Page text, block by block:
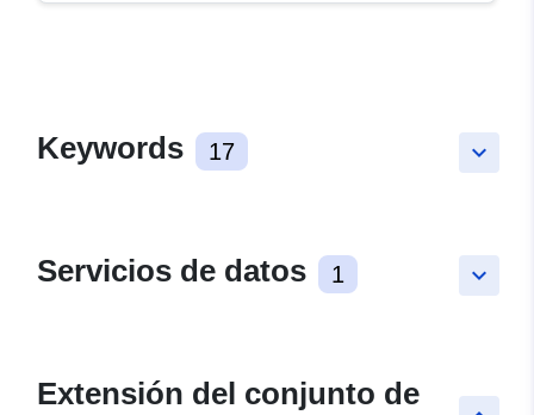
keyboard_arrow_down
Keywords 17
keyboard_arrow_down
Servicios de datos 1
Extensión del conjunto de